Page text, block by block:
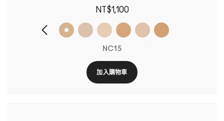
NT$1,100
NC15
加入購物車